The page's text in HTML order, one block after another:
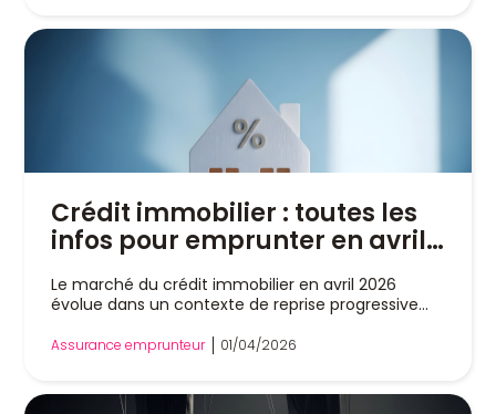
Crédit immobilier : toutes les
infos pour emprunter en avril
Le marché du crédit immobilier en avril 2026
évolue dans un contexte de reprise progressive...
Assurance emprunteur 01/04/2026